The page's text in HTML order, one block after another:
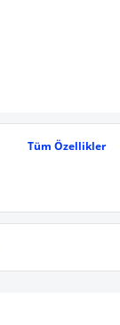
Tüm Özellikler